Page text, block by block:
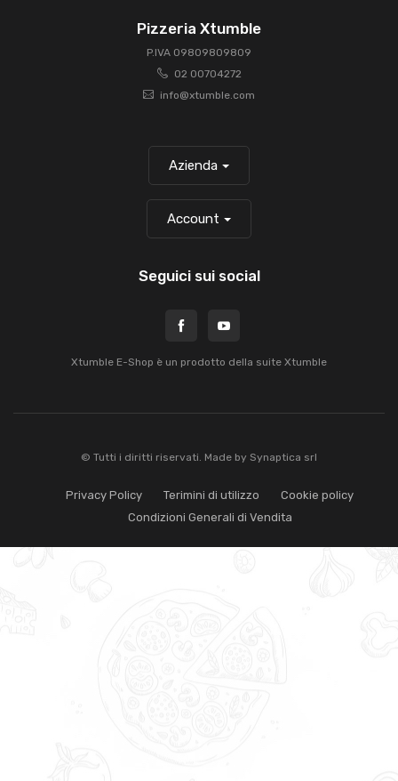
Pizzeria Xtumble
P.IVA 09809809809
02 00704272
info@xtumble.com
Azienda
Account
Seguici sui social
Xtumble E-Shop è un prodotto della suite Xtumble
© Tutti i diritti riservati. Made by Synaptica srl
Privacy Policy Terimini di utilizzo
Cookie policy
Condizioni Generali di Vendita